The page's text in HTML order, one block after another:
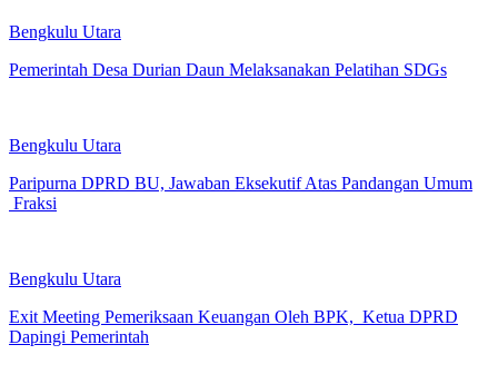
Bengkulu Utara
Pemerintah Desa Durian Daun Melaksanakan Pelatihan SDGs
Bengkulu Utara
Paripurna DPRD BU, Jawaban Eksekutif Atas Pandangan Umum
Fraksi
Bengkulu Utara
Exit Meeting Pemeriksaan Keuangan Oleh BPK, Ketua DPRD
Dapingi Pemerintah